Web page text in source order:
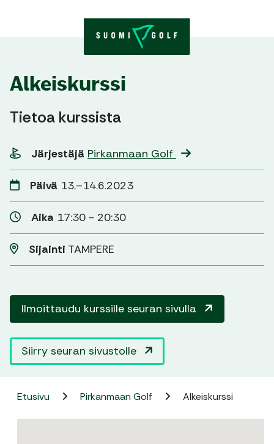
Alkeiskurssi
Tietoa kurssista
Järjestäjä Pirkanmaan Golf
Päivä 13.–14.6.2023
Aika 17:30 - 20:30
Sijainti TAMPERE
Ilmoittaudu kurssille seuran sivulla
Siirry seuran sivustolle
Etusivu Pirkanmaan Golf Alkeiskurssi